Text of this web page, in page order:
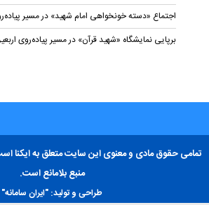
اجتماع «دسته خونخواهی امام شهید» در مسیر
برپایی نمایشگاه «شهید قرآن» در مسیر پیاده‌روی
تمامی حقوق مادی و معنوی این سایت متعلق به ایکنا
منبع بلامانع است.
طراحی و تولید: "ایران سامانه"